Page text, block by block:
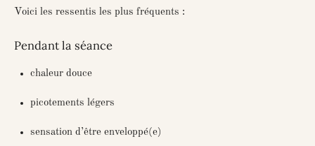
Voici les ressentis les plus fréquents :
Pendant la séance
chaleur douce
picotements légers
sensation d’être enveloppé(e)